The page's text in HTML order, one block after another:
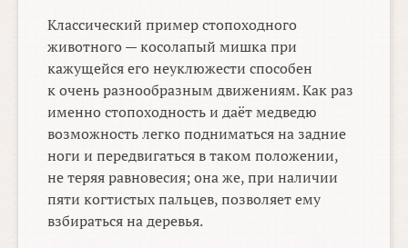
Классический пример стопоходного
животного — косолапый мишка при
кажущейся его неуклюжести способен
к очень разнообразным движениям. Как раз
именно стопоходность и даёт медведю
возможность легко подниматься на задние
ноги и передвигаться в таком положении,
не теряя равновесия; она же, при наличии
пяти когтистых пальцев, позволяет ему
взбираться на деревья.